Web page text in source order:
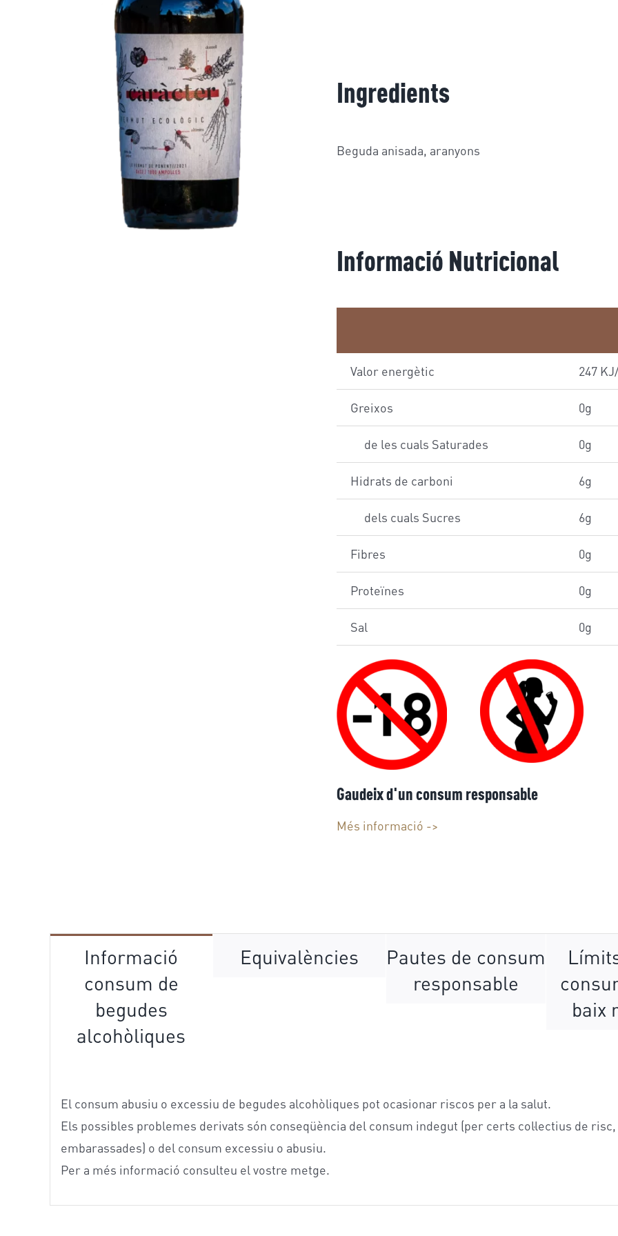
Ingredients
Beguda anisada, aranyons
Informació Nutricional
Valor energètic 247
Greixos 0g
de les cuals Saturades 0g
Hidrats de carboni 6g
dels cuals Sucres 6g
Fibres 0g
Proteïnes 0g
Sal 0g
Gaudeix d'un consum responsable
Més informació ->
Informació
consum de
begudes
alcohòliques
Equivalències
Pautes de consum
responsable
baix
El consum abusiu o excessiu de begudes alcohòliques pot ocasionar riscos per a la salut.
Els possibles problemes derivats són conseqüència del consum indegut (per certs col·lectius de
embarassades) o del consum excessiu o abusiu.
Per a més informació consulteu el vostre metge.